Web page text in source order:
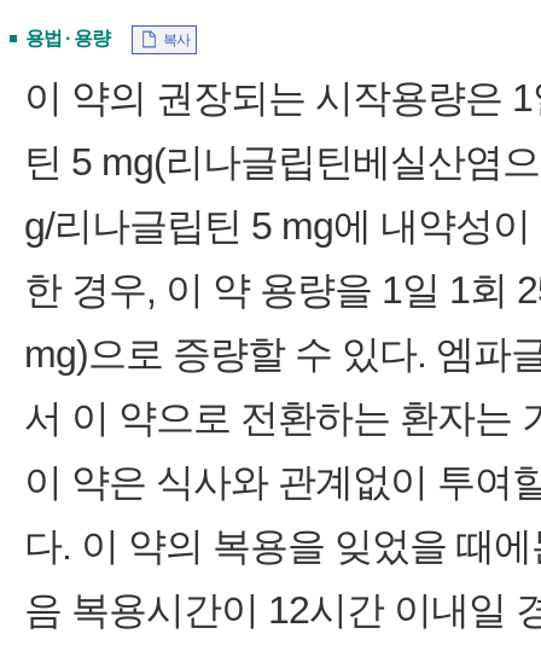
용법 · 용량 복사
이 약의 권장되는 시작용량은
틴 5 mg(리나글립틴베실산염
g/리나글립틴 5 mg에 내약성
한 경우, 이 약 용량을 1일 1회
mg)으로 증량할 수 있다. 엠파
서 이 약으로 전환하는 환자는
이 약은 식사와 관계없이 투여
다. 이 약의 복용을 잊었을 때
음 복용시간이 12시간 이내일